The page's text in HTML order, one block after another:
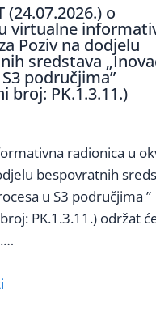
(24.07.2026.) o
virtualne
Poziv na dodjelu
sredstava
područjima”
broj: PK.1.3.11.)
radionica u
bespovratnih
u S3 područjima ”
PK.1.3.11.) održat